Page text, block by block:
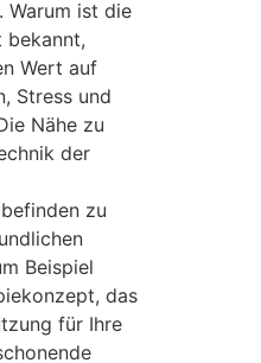
Warum ist die
bekannt,
Wert auf
Stress und
Nähe zu
der
zu
Beispiel
das
für Ihre